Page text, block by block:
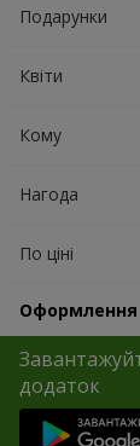
Подарунки
Квіти
Кому
Нагода
По ціні
Оформлення
додаток